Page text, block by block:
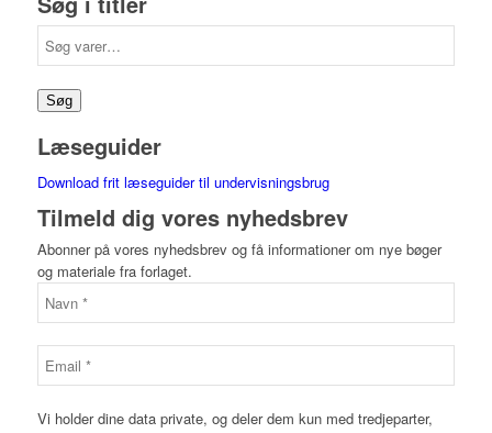
efter:
Søg
Læseguider
Download frit læseguider til undervisningsbrug
Tilmeld dig vores nyhedsbrev
Abonner på vores nyhedsbrev og få informationer om nye bøger
og materiale fra forlaget.
Vi holder dine data private, og deler dem kun med tredjeparter,